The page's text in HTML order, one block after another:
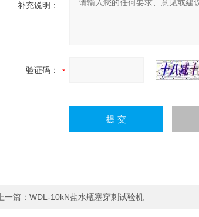
补充说明：
验证码：
上一篇： WDL-10kN盐水瓶塞穿刺试验机